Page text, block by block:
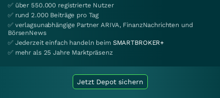
✅ über 550.000 registrierte Nutzer
✅ rund 2.000 Beiträge pro Tag
✅ verlagsunabhängige Partner ARIVA, FinanzNachrichten und
BörsenNews
✅ Jederzeit einfach handeln beim SMARTBROKER+
✅ mehr als 25 Jahre Marktpräsenz
Jetzt Depot sichern